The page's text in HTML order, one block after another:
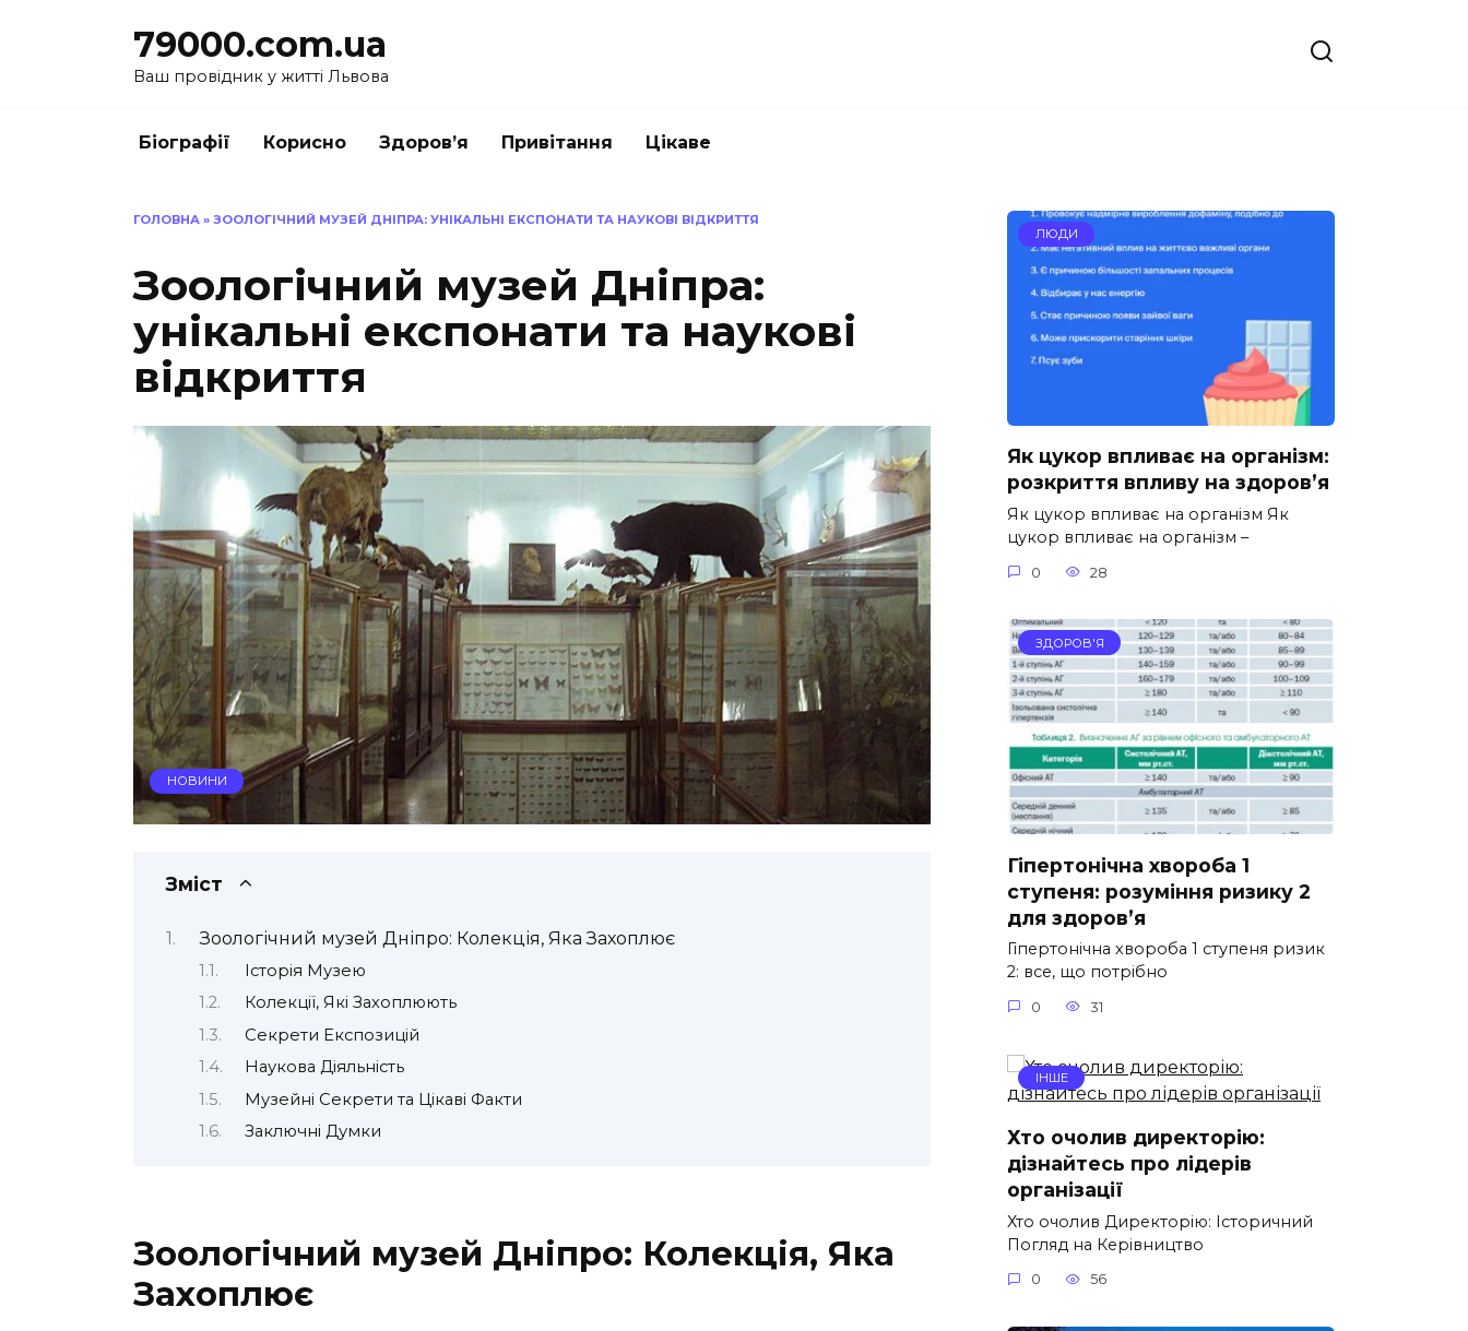
79000.com.ua
Ваш провідник у житті Львова
Біографії Корисно Здоров’я Привітання Цікаве
ГОЛОВНА » ЗООЛОГІЧНИЙ МУЗЕЙ ДНІПРА: УНІКАЛЬНІ ЕКСПОНАТИ ТА НАУКОВІ ВІДКРИТТЯ
Зоологічний музей Дніпра:
унікальні експонати та наукові
відкриття
НОВИНИ
Зміст
Зоологічний музей Дніпро: Колекція, Яка Захоплює
Історія Музею
Колекції, Які Захоплюють
Секрети Експозицій
Наукова Діяльність
Музейні Секрети та Цікаві Факти
Заключні Думки
Зоологічний музей Дніпро: Колекція, Яка
Захоплює
ЛЮДИ
Як цукор впливає на організм:
розкриття впливу на здоров’я
Як цукор впливає на організм Як
цукор впливає на організм –
0 28
ЗДОРОВ'Я
Гіпертонічна хвороба 1
ступеня: розуміння ризику 2
для здоров’я
Гіпертонічна хвороба 1 ступеня ризик
2: все, що потрібно
0 31
ІНШЕ
Хто очолив директорію:
дізнайтесь про лідерів
організації
Хто очолив Директорію: Історичний
Погляд на Керівництво
0 56